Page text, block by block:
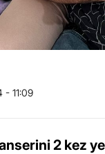
- 11:09
2 kez